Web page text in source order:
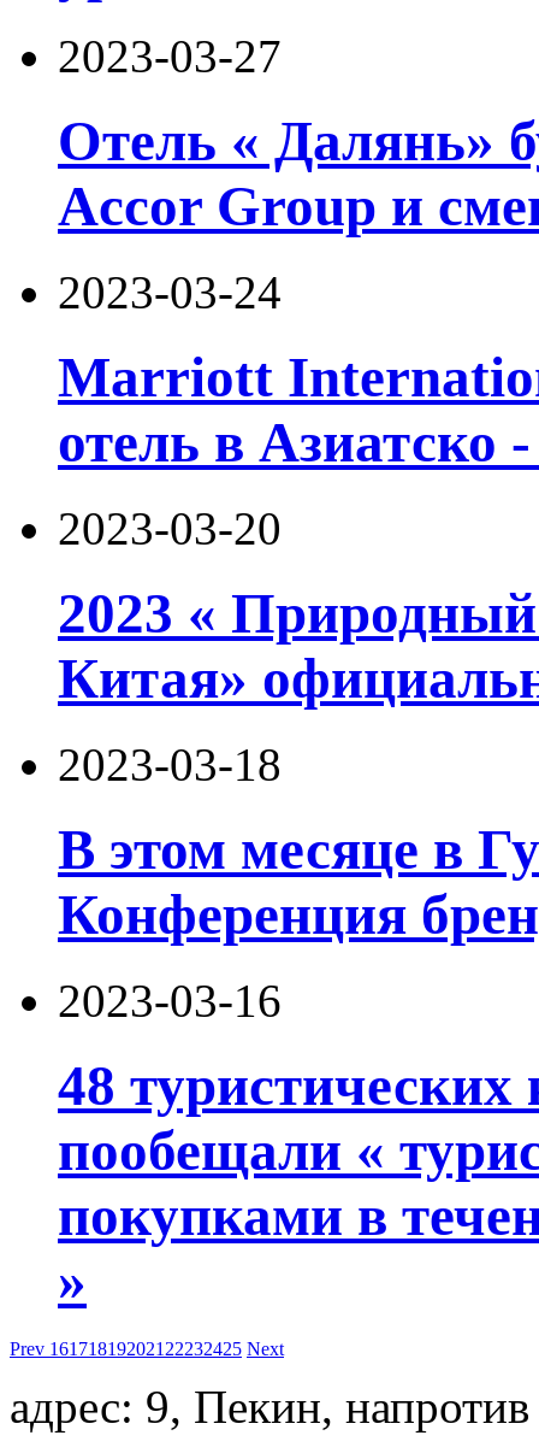
2023-03-27
Отель « Далянь»
Accor Group и
2023-03-24
Marriott
отель в Азиатско
2023-03-20
2023 «
Китая»
2023-03-18
В этом месяце в
Конференция
2023-03-16
48
пообещали «
покупками в
»
Prev 161718192021 22232425 Next
адрес: 9, Пекин, напротив